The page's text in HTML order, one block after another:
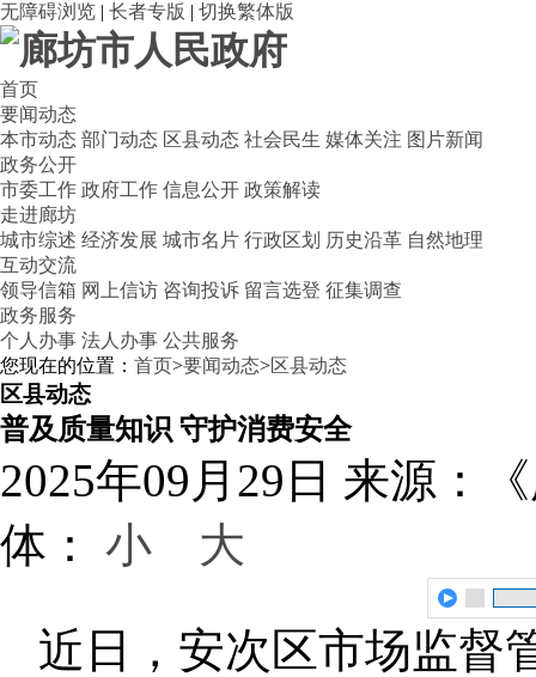
无障碍浏览 | 长者专版 | 切换繁体版
首页
要闻动态
本市动态 部门动态 区县动态 社会民生 媒体关注 图片新闻
政务公开
市委工作 政府工作 信息公开 政策解读
走进廊坊
城市综述 经济发展 城市名片 行政区划 历史沿革 自然地理
互动交流
领导信箱 网上信访 咨询投诉 留言选登 征集调查
政务服务
个人办事 法人办事 公共服务
您现在的位置： 首页>要闻动态>区县动态
区县动态
普及质量知识 守护消费安全
2025年09月29日 来源：
体： 小 大
近日，安次区市场监督